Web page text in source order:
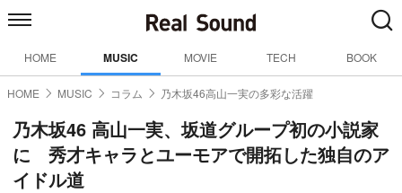
HOME MUSIC MOVIE TECH BOOK
HOME MUSIC コラム 乃木坂46高山一実の多彩な活躍
乃木坂46 高山一実、坂道グループ初の小説家
に 秀才キャラとユーモアで開拓した独自のア
イドル道